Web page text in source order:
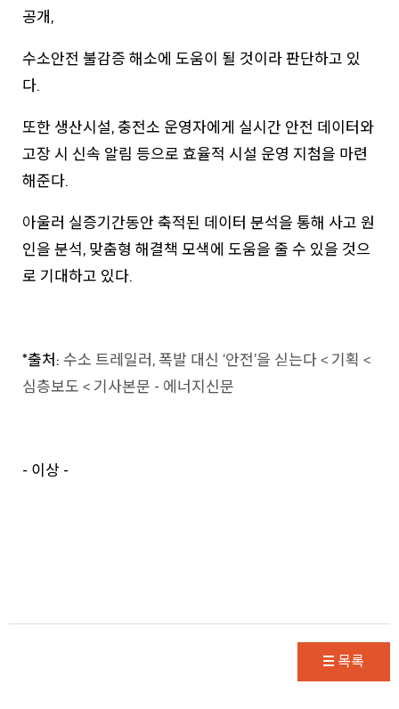
공개,
수소안전 불감증 해소에 도움이 될 것이라 판단하고 있
다.
또한 생산시설, 충전소 운영자에게 실시간 안전 데이터와
고장 시 신속 알림 등으로 효율적 시설 운영 지첨을 마련
해준다.
아울러 실증기간동안 축적된 데이터 분석을 통해 사고 원
인을 분석, 맞춤형 해결책 모색에 도움을 줄 수 있을 것으
로 기대하고 있다.
*출처: 수소 트레일러, 폭발 대신 ‘안전’을 싣는다 < 기획 <
심층보도 < 기사본문 - 에너지신문
- 이상 -
목록